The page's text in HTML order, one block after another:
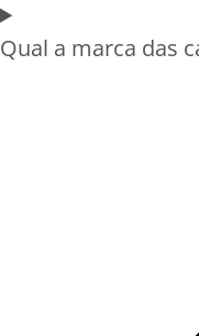
Qual a marca das